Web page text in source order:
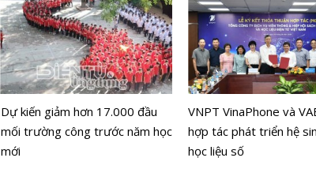
Dự kiến giảm hơn 17.000 đầu
mối trường công trước năm học
mới
VNPT VinaPhone và
hợp tác phát triển hệ
học liệu số